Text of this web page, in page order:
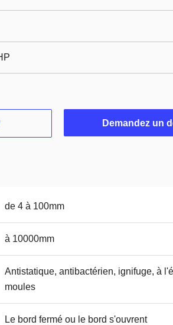
Demandez un
de 4 à 100mm
à 10000mm
Antistatique, antibactérien, ignifuge, à
moules
Le bord fermé ou le bord s'ouvrent